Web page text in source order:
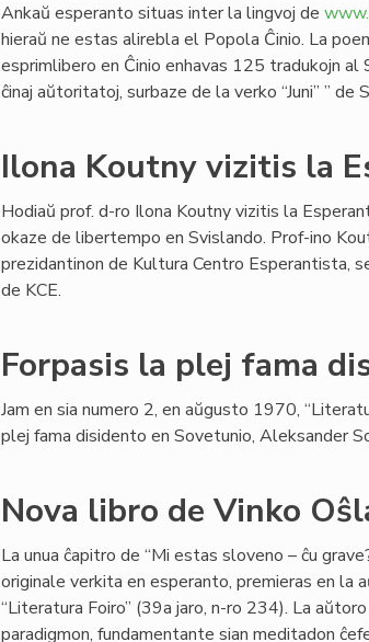
Ankaŭ esperanto situas inter la lingvoj de
hieraŭ ne estas alirebla el Popola Ĉinio. La
esprimlibero en Ĉinio enhavas 125 tradukojn
ĉinaj aŭtoritatoj, surbaze de la verko “Juni” ” de
Ilona Koutny vizitis la
Hodiaŭ prof. d-ro Ilona Koutny vizitis la
okaze de libertempo en Svislando. Prof-ino
prezidantinon de Kultura Centro Esperantista,
de KCE.
Forpasis la plej fama
Jam en sia numero 2, en aŭgusto 1970,
plej fama disidento en Sovetunio, Aleksander
Nova libro de Vinko
La unua ĉapitro de “Mi estas sloveno – ĉu
originale verkita en esperanto, premieras en la
“Literatura Foiro” (39a jaro, n-ro 234). La
paradigmon, fundamentante sian meditadon